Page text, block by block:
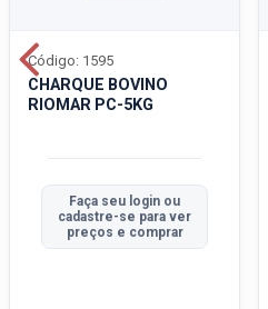
CHARQUE BOVINO
RIOMAR PC-5KG
Código: 1595
Faça seu login ou
cadastre-se para ver
preços e comprar